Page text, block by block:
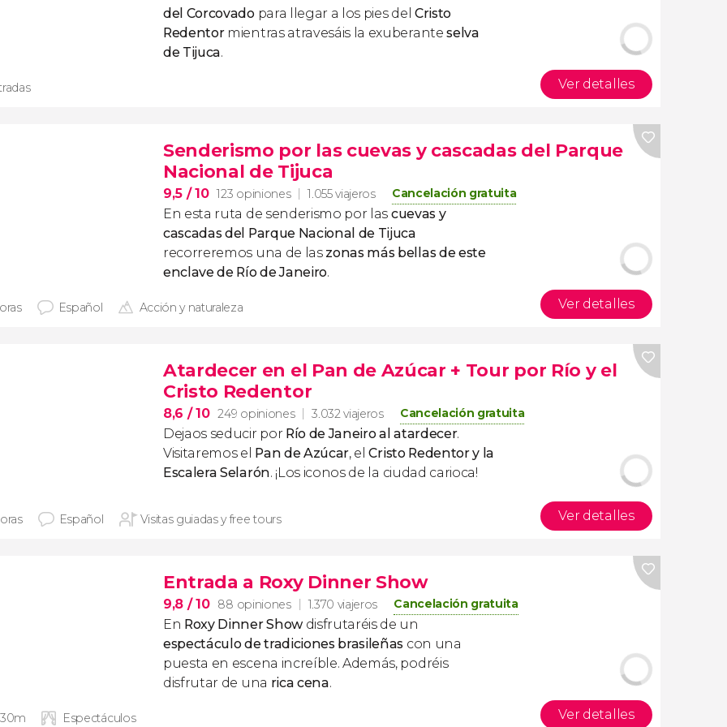
del Corcovadopara llegar a los pies del Cristo
Redentormientras atravesáis la exuberanteselva
de Tijuca.
Ver detalles
Senderismo por las cuevas y cascadas del Parque
Nacional de Tijuca
9,5 / 10 123 opiniones 1.055 viajeros Cancelación gratuita
En esta ruta de senderismo por las cuevas y
cascadas del Parque Nacional de Tijuca
recorreremos una de laszonas más bellas de este
enclave de Río de Janeiro.
Español Acción y naturaleza Ver detalles
Atardecer en el Pan de Azúcar + Tour por Río y el
Cristo Redentor
8,6 / 10 249 opiniones 3.032 viajeros Cancelación gratuita
Dejaos seducir por Río de Janeiro al atardecer.
Visitaremos el Pan de Azúcar, el Cristo Redentor y la
Escalera Selarón. ¡Los iconos de la ciudad carioca!
Español Visitas guiadas y free tours Ver detalles
Entrada a Roxy Dinner Show
9,8 / 10 88 opiniones 1.370 viajeros Cancelación gratuita
En Roxy Dinner Showdisfrutaréis de un
espectáculo de tradiciones brasileñas con una
puesta en escena increíble. Además, podréis
disfrutar de una rica cena.
Espectáculos Ver detalles